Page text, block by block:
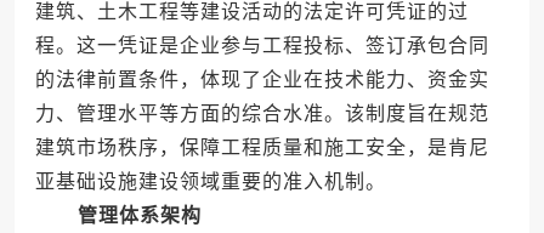
建筑、土木工程等建设活动的法定许可凭证的过
程。这一凭证是企业参与工程投标、签订承包合同
的法律前置条件，体现了企业在技术能力、资金实
力、管理水平等方面的综合水准。该制度旨在规范
建筑市场秩序，保障工程质量和施工安全，是肯尼
亚基础设施建设领域重要的准入机制。
管理体系架构